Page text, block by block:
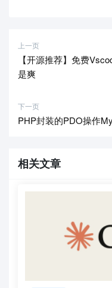
上一页
【开源推荐】免费
是爽
下一页
PHP封装的PDO操作
相关文章